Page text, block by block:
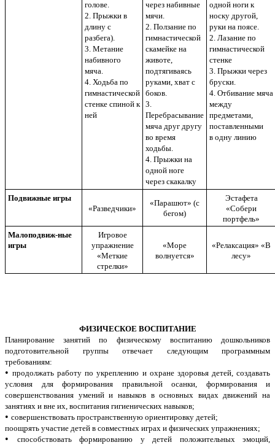
голове.
2. Прыжки в
длину с
разбега).
3. Метание
набивного
мяча.
4. Ходьба по
гимнастической
стенке спиной к
ней
через набивные
мячи.
2. Ползание по
гимнастической
скамейке на
животе,
подтягиваясь
руками, хват с
боков.
3.
Перебрасывание
мяча друг другу
во время
ходьбы.
4. Прыжки на
одной ноге
через скакалку
одной ноги к
носку другой,
руки на поясе.
2. Лазание по
гимнастической
стенке
3. Прыжки через
бруски.
4. Отбивание мяча
между
предметами,
поставленными
в одну линию
Подвижные игры
«Разведчики»
«Парашют» (с
бегом)
Эстафета
«Собери
портфель»
Малоподвиж-ные
игры
Игровое
упражнение
«Меткие
стрелки»
«Море
волнуется»
«Релаксация» «В
лесу»
ФИЗИЧЕСКОЕ ВОСПИТАНИЕ
Планирование занятий по физическому воспитанию дошкольников
подготовительной группы отвечает следующим программным
требованиям:
продолжать работу по укреплению и охране здоровья детей, создавать
условия для формирования правильной осанки, формирования и
совершенствования умений и навыков в основных видах движений на
занятиях и вне их, воспитания гигиенических навыков;
совершенствовать пространственную ориентировку детей;
поощрять участие детей в совместных играх и физических упражнениях;
способствовать формированию у детей положительных эмоций,